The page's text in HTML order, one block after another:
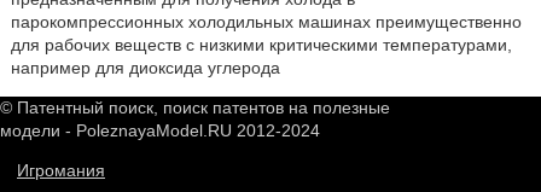
парокомпрессионных холодильных машинах преимущественно
для рабочих веществ с низкими критическими температурами,
например для диоксида углерода
© Патентный поиск, поиск патентов на полезные
модели - PoleznayaModel.RU 2012-2024
Игромания